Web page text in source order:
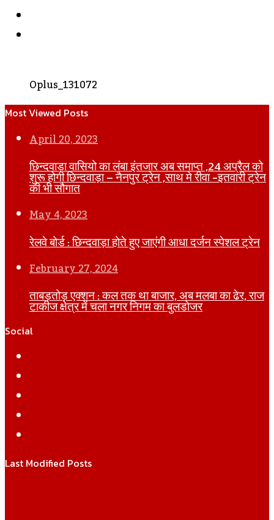
Oplus_131072
Most Viewed Posts
April 20, 2023
छिन्दवाड़ा वासियो का लंबा इंतजार अब समाप्त ,24 अप्रैल को
शुरू होगी छिन्दवाड़ा – नैनपुर ट्रेन ,साथ मे रीवा -इतवारी ट्रेन
की भी सौगात
May 4, 2023
रेलवे बोर्ड : छिन्दवाड़ा होते हुए जाएंगी आधा दर्जन स्पेशल ट्रेन
February 27, 2024
ताबड़तोड़ एक्शन : कल तक था बाजार, अब मलबा का ढेर, राज
टाकीज क्षेत्र में चला नगर निगम का बुलडोजर
Social
Last Modified Posts